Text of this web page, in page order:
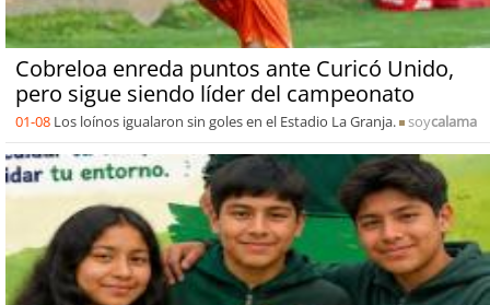
Cobreloa enreda puntos ante Curicó Unido,
pero sigue siendo líder del campeonato
01-08 Los loínos igualaron sin goles en el Estadio La Granja. soycalama